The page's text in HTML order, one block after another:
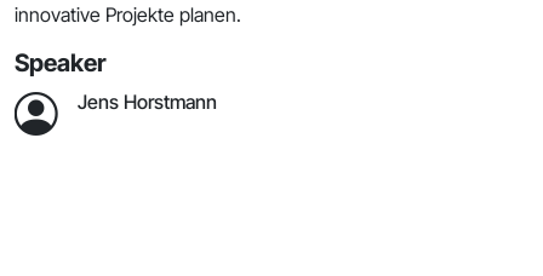
innovative Projekte planen.
Speaker
Jens Horstmann